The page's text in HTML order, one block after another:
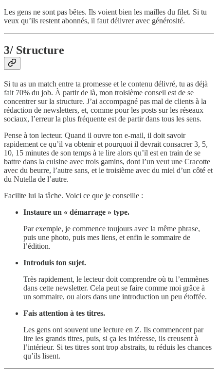
Les gens ne sont pas bêtes. Ils voient bien les mailles du filet. Si tu
veux qu’ils restent abonnés, il faut délivrer avec générosité.
3/ Structure
Si tu as un match entre ta promesse et le contenu délivré, tu as déjà
fait 70% du job. À partir de là, mon troisième conseil est de se
concentrer sur la structure. J’ai accompagné pas mal de clients à la
rédaction de newsletters, et, comme pour les posts sur les réseaux
sociaux, l’erreur la plus fréquente est de partir dans tous les sens.
Pense à ton lecteur. Quand il ouvre ton e-mail, il doit savoir
rapidement ce qu’il va obtenir et pourquoi il devrait consacrer 3, 5,
10, 15 minutes de son temps à te lire alors qu’il est en train de se
battre dans la cuisine avec trois gamins, dont l’un veut une Cracotte
avec du beurre, l’autre sans, et le troisième avec du miel d’un côté et
du Nutella de l’autre.
Facilite lui la tâche. Voici ce que je conseille :
Instaure un « démarrage » type.
Par exemple, je commence toujours avec la même phrase,
puis une photo, puis mes liens, et enfin le sommaire de
l’édition.
Introduis ton sujet.
Très rapidement, le lecteur doit comprendre où tu l’emmènes
dans cette newsletter. Cela peut se faire comme moi grâce à
un sommaire, ou alors dans une introduction un peu étoffée.
Fais attention à tes titres.
Les gens ont souvent une lecture en Z. Ils commencent par
lire les grands titres, puis, si ça les intéresse, ils creusent à
l’intérieur. Si tes titres sont trop abstraits, tu réduis les chances
qu’ils lisent.